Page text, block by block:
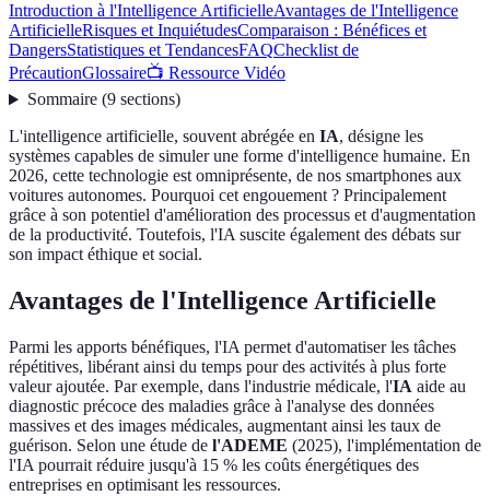
Introduction à l'Intelligence ArtificielleAvantages de l'Intelligence
ArtificielleRisques et InquiétudesComparaison : Bénéfices et
DangersStatistiques et TendancesFAQChecklist de
PrécautionGlossaire📺 Ressource Vidéo
Sommaire(9 sections)
L'intelligence artificielle, souvent abrégée en IA, désigne les
systèmes capables de simuler une forme d'intelligence humaine. En
2026, cette technologie est omniprésente, de nos smartphones aux
voitures autonomes. Pourquoi cet engouement ? Principalement
grâce à son potentiel d'amélioration des processus et d'augmentation
de la productivité. Toutefois, l'IA suscite également des débats sur
son impact éthique et social.
Avantages de l'Intelligence Artificielle
Parmi les apports bénéfiques, l'IA permet d'automatiser les tâches
répétitives, libérant ainsi du temps pour des activités à plus forte
valeur ajoutée. Par exemple, dans l'industrie médicale, l'IA aide au
diagnostic précoce des maladies grâce à l'analyse des données
massives et des images médicales, augmentant ainsi les taux de
guérison. Selon une étude de l'ADEME (2025), l'implémentation de
l'IA pourrait réduire jusqu'à 15 % les coûts énergétiques des
entreprises en optimisant les ressources.